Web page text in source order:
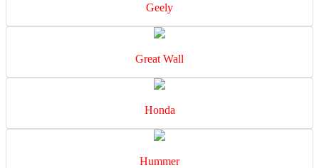
Geely
Great Wall
Honda
Hummer